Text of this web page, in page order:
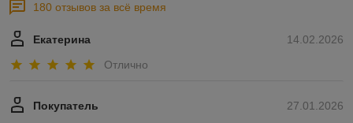
180 отзывов за всё время
14.02.2026
Екатерина
Отлично
27.01.2026
Покупатель